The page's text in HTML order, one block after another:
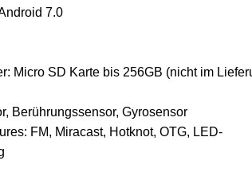
7.0
Micro SD Karte bis 256GB (nicht im
Berührungssensor, Gyrosensor
FM, Miracast, Hotknot, OTG, LED-